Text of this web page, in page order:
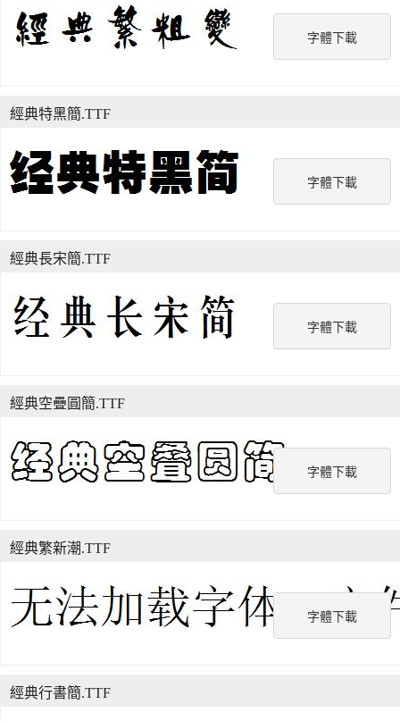
字體下載
字體下載
經典特黑簡.TTF
字體下載
經典長宋簡.TTF
字體下載
經典空疊圓簡.TTF
字體下載
經典繁新潮.TTF
經典行書簡.TTF